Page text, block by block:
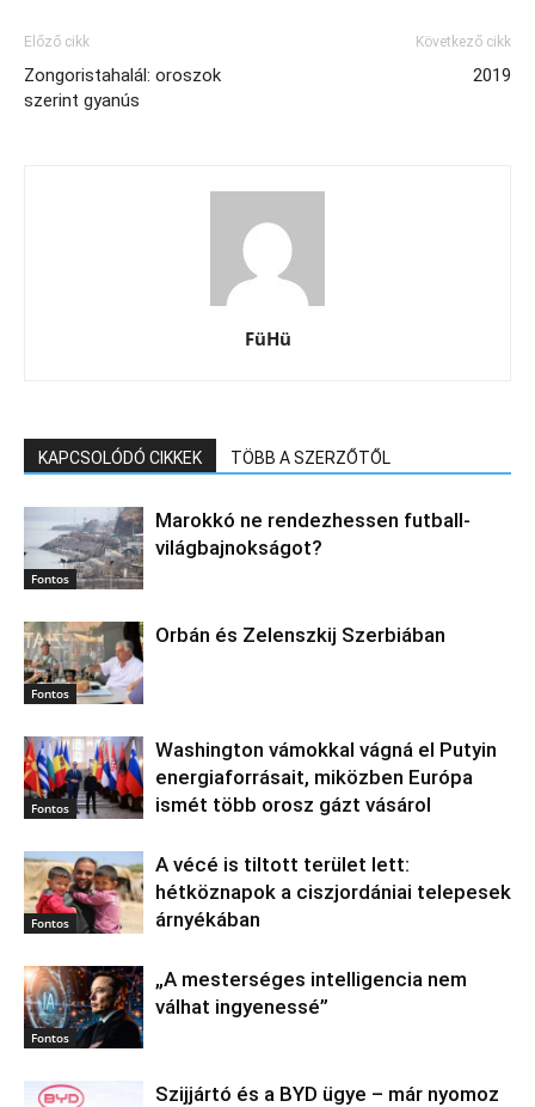
Előző cikk
Zongoristahalál: oroszok
szerint gyanús
Következő cikk
2019
FüHü
KAPCSOLÓDÓ CIKKEK TÖBB A SZERZŐTŐL
Fontos
Marokkó ne rendezhessen futball-
világbajnokságot?
Fontos
Orbán és Zelenszkij Szerbiában
Fontos
Washington vámokkal vágná el Putyin
energiaforrásait, miközben Európa
ismét több orosz gázt vásárol
Fontos
A vécé is tiltott terület lett:
hétköznapok a ciszjordániai telepesek
árnyékában
Fontos
„A mesterséges intelligencia nem
válhat ingyenessé”
Szijjártó és a BYD ügye – már nyomoz